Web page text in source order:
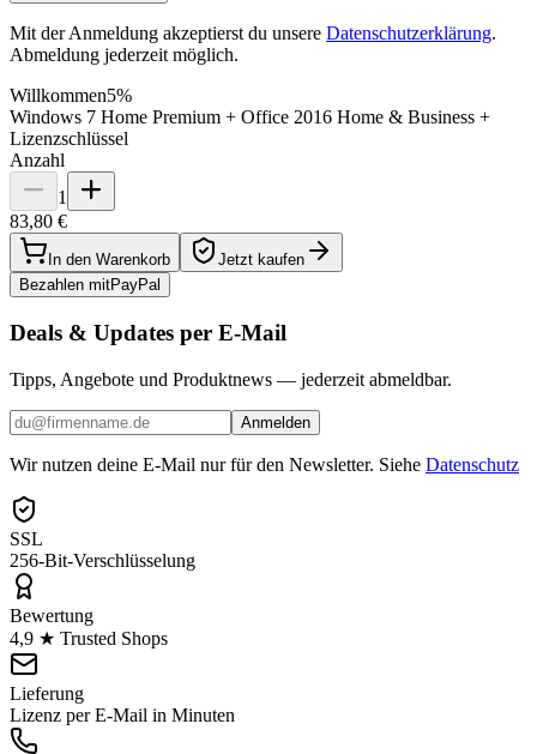
Mit der Anmeldung akzeptierst du unsere Datenschutzerklärung.
Abmeldung jederzeit möglich.
Willkommen5%
Windows 7 Home Premium + Office 2016 Home & Business +
Lizenzschlüssel
Anzahl
1
83,80 €
In den Warenkorb
Jetzt kaufen
Bezahlen mitPayPal
Deals & Updates per E-Mail
Tipps, Angebote und Produktnews — jederzeit abmeldbar.
Anmelden
Wir nutzen deine E-Mail nur für den Newsletter. Siehe Datenschutz
SSL
256-Bit-Verschlüsselung
Bewertung
4,9 ★ Trusted Shops
Lieferung
Lizenz per E-Mail in Minuten